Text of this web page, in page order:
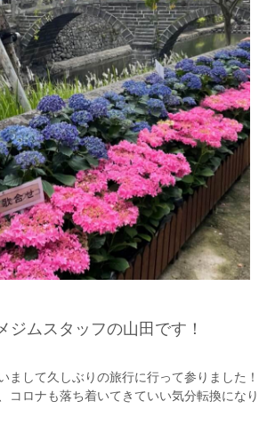
ジムスタッフの山田です！
まして久しぶりの旅行に行って参りました！
コロナも落ち着いてきていい気分転換になり